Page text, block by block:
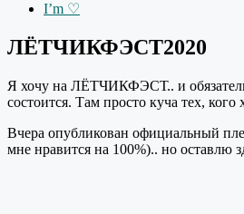
I’m ♡
ЛЁТЧИКФЭСТ2020
Я хочу на ЛЁТЧИКФЭСТ.. и
состоится. Там просто куча тех, кого
Вчера опубликован официальный
мне нравится на 100%).. но оставлю